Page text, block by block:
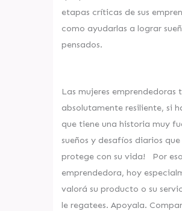
etapas críticas de sus
como ayudarlas a lograr
pensados.
Las mujeres emprendedoras
absolutamente resiliente, si
que tiene una historia muy
sueños y desafíos diarios
protege con su vida! Por
emprendedora, hoy
valorá su producto o su
le regatees. Apoyala.